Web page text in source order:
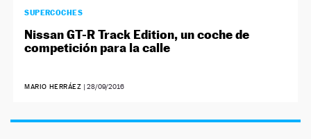
SUPERCOCHES
Nissan GT-R Track Edition, un coche de
competición para la calle
MARIO HERRÁEZ | 28/09/2016